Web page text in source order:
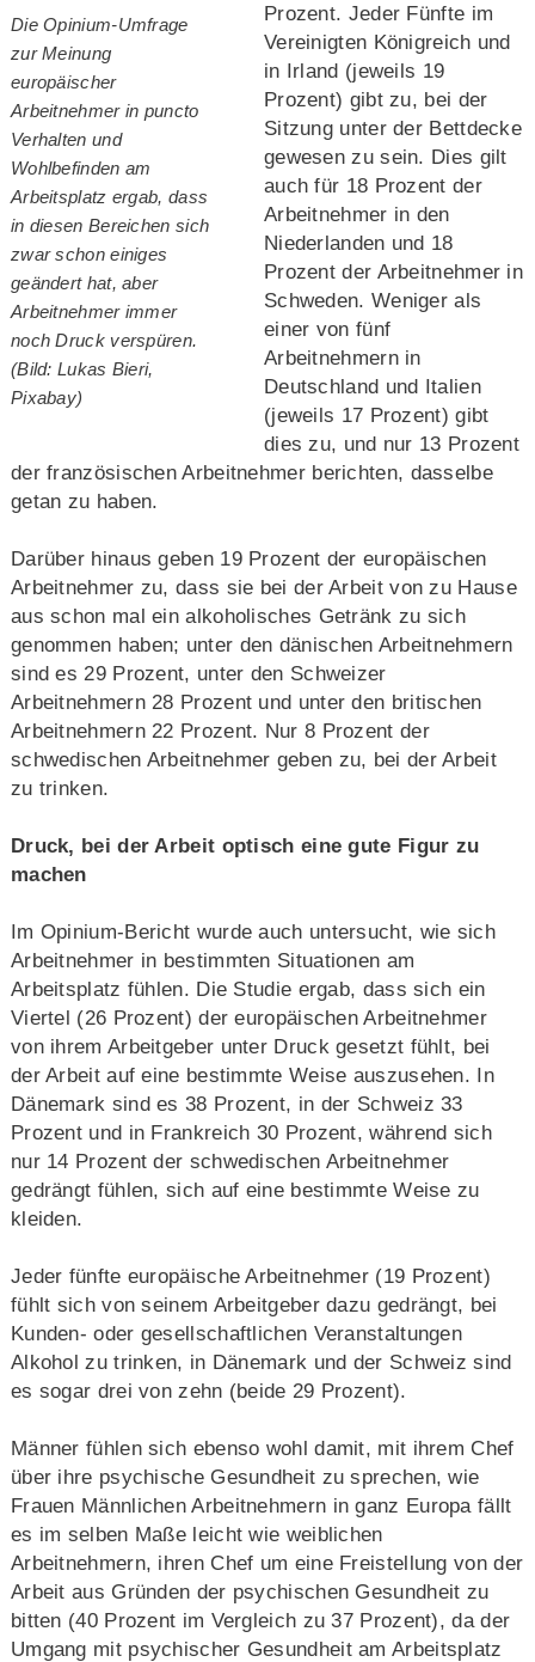
Die Opinium-Umfrage
zur Meinung
europäischer
Arbeitnehmer in puncto
Verhalten und
Wohlbefinden am
Arbeitsplatz ergab, dass
in diesen Bereichen sich
zwar schon einiges
geändert hat, aber
Arbeitnehmer immer
noch Druck verspüren.
(Bild: Lukas Bieri,
Pixabay)
Prozent. Jeder Fünfte im
Vereinigten Königreich und
in Irland (jeweils 19
Prozent) gibt zu, bei der
Sitzung unter der Bettdecke
gewesen zu sein. Dies gilt
auch für 18 Prozent der
Arbeitnehmer in den
Niederlanden und 18
Prozent der Arbeitnehmer in
Schweden. Weniger als
einer von fünf
Arbeitnehmern in
Deutschland und Italien
(jeweils 17 Prozent) gibt
dies zu, und nur 13 Prozent
der französischen Arbeitnehmer berichten, dasselbe
getan zu haben.
Darüber hinaus geben 19 Prozent der europäischen
Arbeitnehmer zu, dass sie bei der Arbeit von zu Hause
aus schon mal ein alkoholisches Getränk zu sich
genommen haben; unter den dänischen Arbeitnehmern
sind es 29 Prozent, unter den Schweizer
Arbeitnehmern 28 Prozent und unter den britischen
Arbeitnehmern 22 Prozent. Nur 8 Prozent der
schwedischen Arbeitnehmer geben zu, bei der Arbeit
zu trinken.
Druck, bei der Arbeit optisch eine gute Figur zu
machen
Im Opinium-Bericht wurde auch untersucht, wie sich
Arbeitnehmer in bestimmten Situationen am
Arbeitsplatz fühlen. Die Studie ergab, dass sich ein
Viertel (26 Prozent) der europäischen Arbeitnehmer
von ihrem Arbeitgeber unter Druck gesetzt fühlt, bei
der Arbeit auf eine bestimmte Weise auszusehen. In
Dänemark sind es 38 Prozent, in der Schweiz 33
Prozent und in Frankreich 30 Prozent, während sich
nur 14 Prozent der schwedischen Arbeitnehmer
gedrängt fühlen, sich auf eine bestimmte Weise zu
kleiden.
Jeder fünfte europäische Arbeitnehmer (19 Prozent)
fühlt sich von seinem Arbeitgeber dazu gedrängt, bei
Kunden- oder gesellschaftlichen Veranstaltungen
Alkohol zu trinken, in Dänemark und der Schweiz sind
es sogar drei von zehn (beide 29 Prozent).
Männer fühlen sich ebenso wohl damit, mit ihrem Chef
über ihre psychische Gesundheit zu sprechen, wie
Frauen Männlichen Arbeitnehmern in ganz Europa fällt
es im selben Maße leicht wie weiblichen
Arbeitnehmern, ihren Chef um eine Freistellung von der
Arbeit aus Gründen der psychischen Gesundheit zu
bitten (40 Prozent im Vergleich zu 37 Prozent), da der
Umgang mit psychischer Gesundheit am Arbeitsplatz